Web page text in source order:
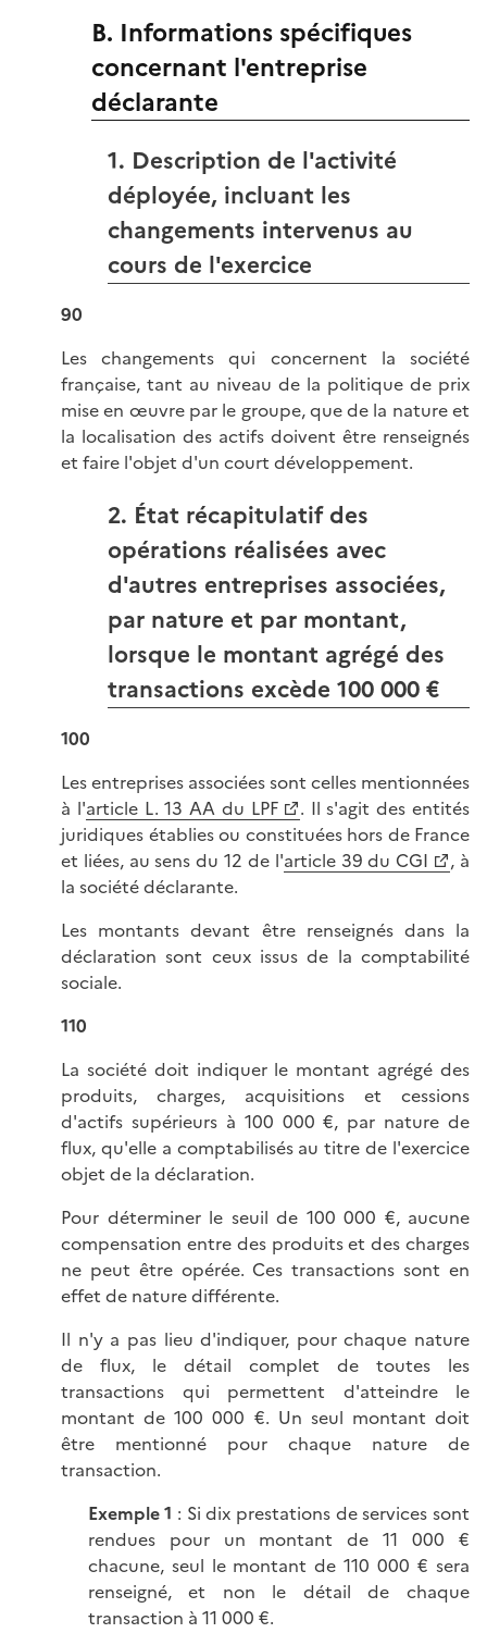
B. Informations spécifiques
concernant l'entreprise
déclarante
1. Description de l'activité
déployée, incluant les
changements intervenus au
cours de l'exercice
90
Les changements qui concernent la société
française, tant au niveau de la politique de prix
mise en œuvre par le groupe, que de la nature et
la localisation des actifs doivent être renseignés
et faire l'objet d'un court développement.
2. État récapitulatif des
opérations réalisées avec
d'autres entreprises associées,
par nature et par montant,
lorsque le montant agrégé des
transactions excède 100 000 €
100
Les entreprises associées sont celles mentionnées
à l'article L. 13 AA du LPF
. Il s'agit des entités
juridiques établies ou constituées hors de France
et liées, au sens du 12 de l'article 39 du CGI
, à
la société déclarante.
Les montants devant être renseignés dans la
déclaration sont ceux issus de la comptabilité
sociale.
110
La société doit indiquer le montant agrégé des
produits, charges, acquisitions et cessions
d'actifs supérieurs à 100 000 €, par nature de
flux, qu'elle a comptabilisés au titre de l'exercice
objet de la déclaration.
Pour déterminer le seuil de 100 000 €, aucune
compensation entre des produits et des charges
ne peut être opérée. Ces transactions sont en
effet de nature différente.
Il n'y a pas lieu d'indiquer, pour chaque nature
de flux, le détail complet de toutes les
transactions qui permettent d'atteindre le
montant de 100 000 €. Un seul montant doit
être mentionné pour chaque nature de
transaction.
Exemple 1 : Si dix prestations de services sont
rendues pour un montant de 11 000 €
chacune, seul le montant de 110 000 € sera
renseigné, et non le détail de chaque
transaction à 11 000 €.